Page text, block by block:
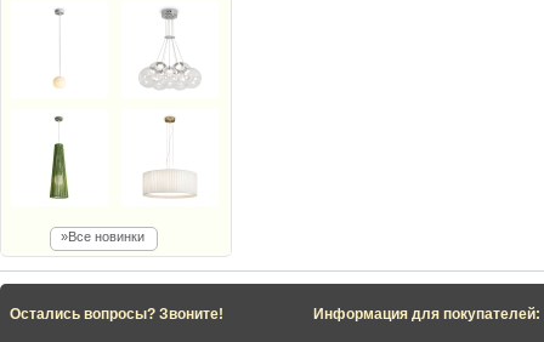
»Все новинки
Остались вопросы? Звоните! Информация для покупателей: